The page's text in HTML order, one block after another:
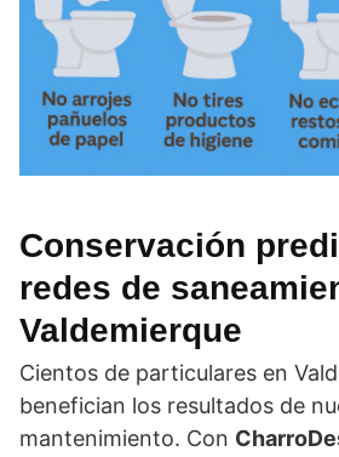
Conservación
redes de
Valdemierque
Cientos de particulares en
benefician los resultados de
mantenimiento. Con